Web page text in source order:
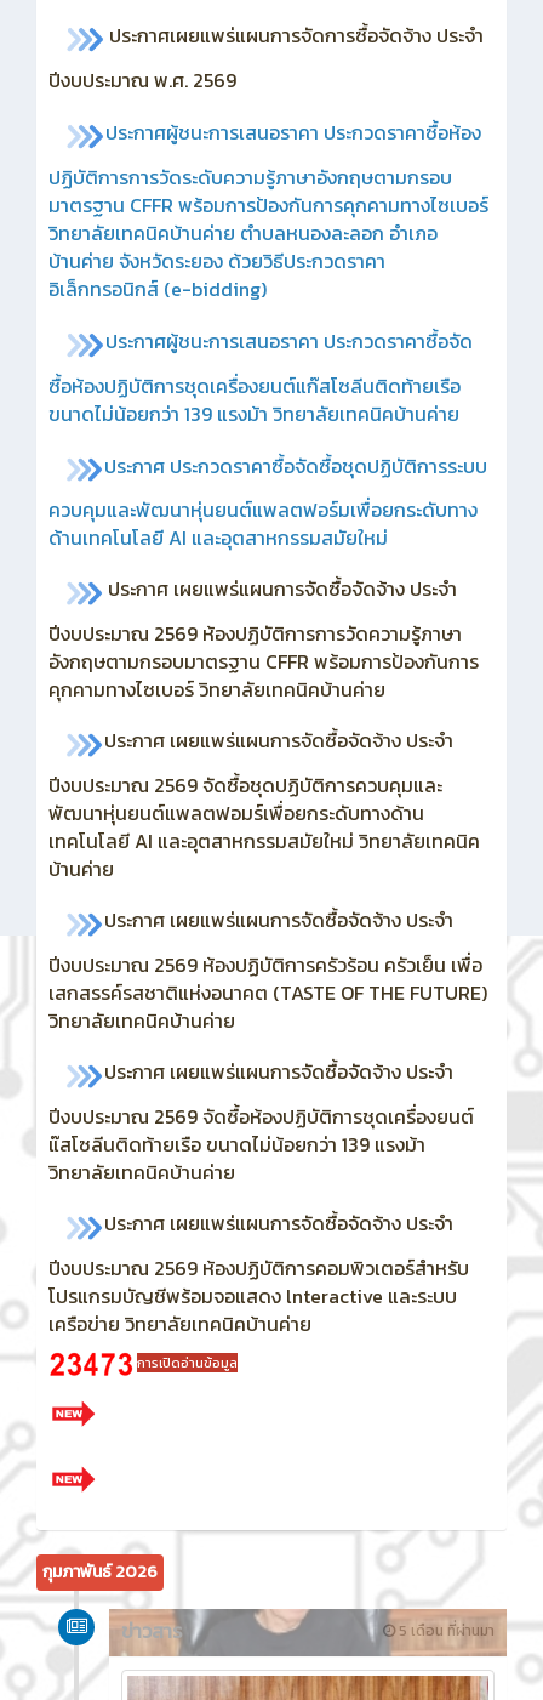
ประกาศเผยแพร่แผนการจัดการซื้อจัดจ้าง ประจำ
ปีงบประมาณ พ.ศ. 2569
ประกาศผู้ชนะการเสนอราคา ประกวดราคาซื้อห้อง
ปฏิบัติการการวัดระดับความรู้ภาษาอังกฤษตามกรอบ
มาตรฐาน CFFR พร้อมการป้องกันการคุกคามทางไซเบอร์
วิทยาลัยเทคนิคบ้านค่าย ตำบลหนองละลอก อำเภอ
บ้านค่าย จังหวัดระยอง ด้วยวิธีประกวดราคา
อิเล็กทรอนิกส์ (e-bidding)
ประกาศผู้ชนะการเสนอราคา ประกวดราคาซื้อจัด
ซื้อห้องปฏิบัติการชุดเครื่องยนต์แก๊สโซลีนติดท้ายเรือ
ขนาดไม่น้อยกว่า 139 แรงม้า วิทยาลัยเทคนิคบ้านค่าย
ประกาศ ประกวดราคาซื้อจัดซื้อชุดปฏิบัติการระบบ
ควบคุมและพัฒนาหุ่นยนต์แพลตฟอร์มเพื่อยกระดับทาง
ด้านเทคโนโลยี AI และอุตสาหกรรมสมัยใหม่
ประกาศ เผยแพร่แผนการจัดซื้อจัดจ้าง ประจำ
ปีงบประมาณ 2569 ห้องปฏิบัติการการวัดความรู้ภาษา
อังกฤษตามกรอบมาตรฐาน CFFR พร้อมการป้องกันการ
คุกคามทางไซเบอร์ วิทยาลัยเทคนิคบ้านค่าย
ประกาศ เผยแพร่แผนการจัดซื้อจัดจ้าง ประจำ
ปีงบประมาณ 2569จัดซื้อชุดปฏิบัติการควบคุมและ
พัฒนาหุ่นยนต์แพลตฟอมร์เพื่อยกระดับทางด้าน
เทคโนโลยี AI และอุตสาหกรรมสมัยใหม่ วิทยาลัยเทคนิค
บ้านค่าย
ประกาศ เผยแพร่แผนการจัดซื้อจัดจ้าง ประจำ
ปีงบประมาณ 2569 ห้องปฏิบัติการครัวร้อน ครัวเย็น เพื่อ
เสกสรรค์รสชาติแห่งอนาคต (TASTE OF THE FUTURE)
วิทยาลัยเทคนิคบ้านค่าย
ประกาศ เผยแพร่แผนการจัดซื้อจัดจ้าง ประจำ
ปีงบประมาณ 2569จัดซื้อห้องปฏิบัติการชุดเครื่องยนต์
แ๊สโซลีนติดท้ายเรือ ขนาดไม่น้อยกว่า 139 แรงม้า
วิทยาลัยเทคนิคบ้านค่าย
ประกาศ เผยแพร่แผนการจัดซื้อจัดจ้าง ประจำ
ปีงบประมาณ 2569 ห้องปฏิบัติการคอมพิวเตอร์สำหรับ
โปรแกรมบัญชีพร้อมจอแสดง lnteractive และระบบ
เครือข่าย วิทยาลัยเทคนิคบ้านค่าย
การเปิดอ่านข้อมูล
กุมภาพันธ์ 2026
5 เดือน ที่ผ่านมา
ข่าวสาร